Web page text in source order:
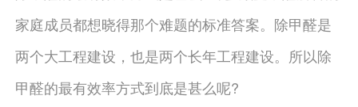
家庭成员都想晓得那个难题的标准答案。除甲醛是
两个大工程建设，也是两个长年工程建设。所以除
甲醛的最有效率方式到底是甚么呢?